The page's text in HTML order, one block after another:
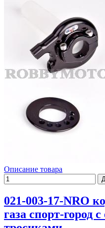
Описание товара
021-003-17-NRO
газа спорт-город